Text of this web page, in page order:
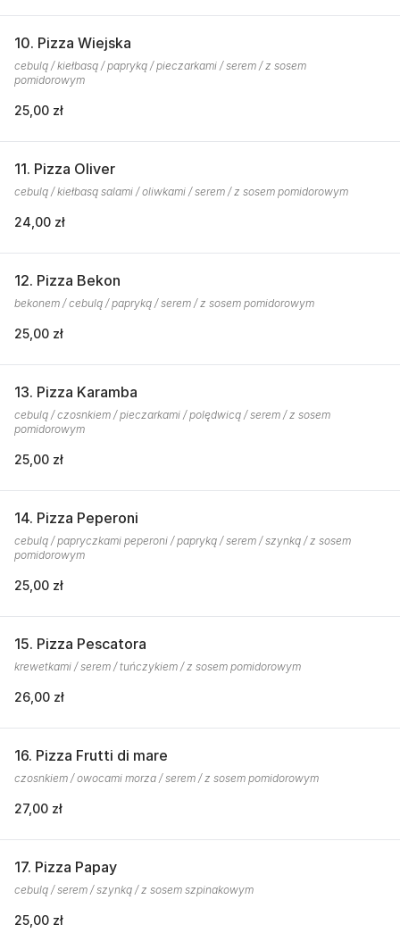
10. Pizza Wiejska
cebulą / kiełbasą / papryką / pieczarkami / serem / z sosem
pomidorowym
25,00 zł
11. Pizza Oliver
cebulą / kiełbasą salami / oliwkami / serem / z sosem pomidorowym
24,00 zł
12. Pizza Bekon
bekonem / cebulą / papryką / serem / z sosem pomidorowym
25,00 zł
13. Pizza Karamba
cebulą / czosnkiem / pieczarkami / polędwicą / serem / z sosem
pomidorowym
25,00 zł
14. Pizza Peperoni
cebulą / papryczkami peperoni / papryką / serem / szynką / z sosem
pomidorowym
25,00 zł
15. Pizza Pescatora
krewetkami / serem / tuńczykiem / z sosem pomidorowym
26,00 zł
16. Pizza Frutti di mare
czosnkiem / owocami morza / serem / z sosem pomidorowym
27,00 zł
17. Pizza Papay
cebulą / serem / szynką / z sosem szpinakowym
25,00 zł